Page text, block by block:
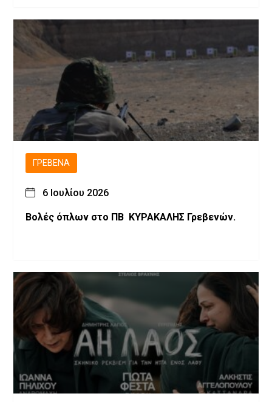
ΓΡΕΒΕΝΆ
6 Ιουλίου 2026
Βολές όπλων στο ΠΒ ΚΥΡΑΚΑΛΗΣ Γρεβενών.